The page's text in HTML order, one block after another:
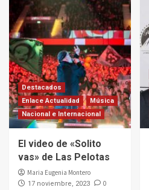
Destacados
Enlace Actualidad
Música
Nacional e Internacional
El video de «Solito
vas» de Las Pelotas
Maria Eugenia Montero
17 noviembre, 2023 0